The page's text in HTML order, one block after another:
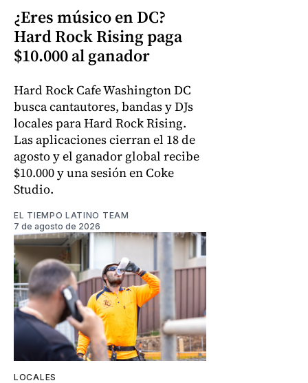
¿Eres músico en DC?
Hard Rock Rising paga
$10.000 al ganador
Hard Rock Cafe Washington DC
busca cantautores, bandas y DJs
locales para Hard Rock Rising.
Las aplicaciones cierran el 18 de
agosto y el ganador global recibe
$10.000 y una sesión en Coke
Studio.
EL TIEMPO LATINO TEAM
7 de agosto de 2026
LOCALES